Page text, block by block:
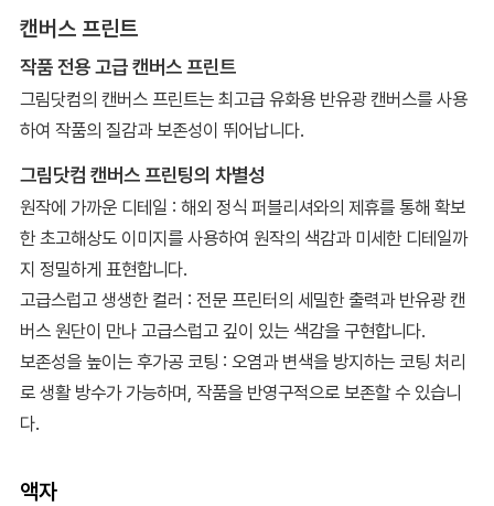
캔버스 프린트
작품 전용 고급 캔버스 프린트
그림닷컴의 캔버스 프린트는 최고급 유화용 반유광 캔버스를 사용
하여 작품의 질감과 보존성이 뛰어납니다.
그림닷컴 캔버스 프린팅의 차별성
원작에 가까운 디테일 : 해외 정식 퍼블리셔와의 제휴를 통해 확보
한 초고해상도 이미지를 사용하여 원작의 색감과 미세한 디테일까
지 정밀하게 표현합니다.
고급스럽고 생생한 컬러 : 전문 프린터의 세밀한 출력과 반유광 캔
버스 원단이 만나 고급스럽고 깊이 있는 색감을 구현합니다.
보존성을 높이는 후가공 코팅 : 오염과 변색을 방지하는 코팅 처리
로 생활 방수가 가능하며, 작품을 반영구적으로 보존할 수 있습니
다.
액자